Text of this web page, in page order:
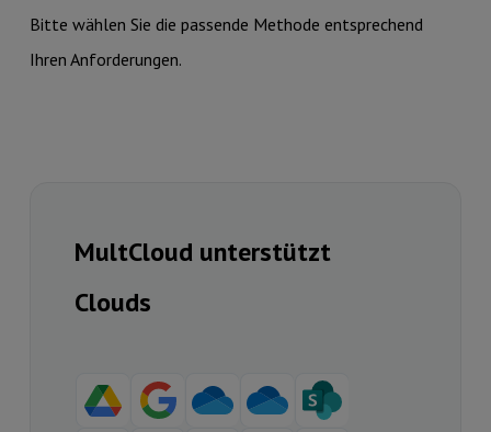
Bitte wählen Sie die passende Methode entsprechend
Ihren Anforderungen.
MultCloud unterstützt
Clouds